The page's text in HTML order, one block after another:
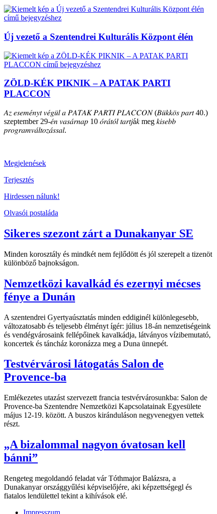
Új vezető a Szentendrei Kulturális Központ élén
ZÖLD-KÉK PIKNIK – A PATAK PARTI
PLACCON
𝐴𝑧 𝑒𝑠𝑒𝑚𝑒́𝑛𝑦𝑡 𝑣𝑒́𝑔𝑢̈𝑙 𝑎 𝑃𝐴𝑇𝐴𝐾 𝑃𝐴𝑅𝑇𝐼 𝑃𝐿𝐴𝐶𝐶𝑂𝑁 (𝐵𝑢̈𝑘𝑘𝑜̈𝑠 𝑝𝑎𝑟𝑡 40.)
szeptember 29-𝑒́𝑛 𝑣𝑎𝑠𝑎́𝑟𝑛𝑎𝑝 10 𝑜́𝑟𝑎́𝑡𝑜́𝑙 𝑡𝑎𝑟𝑡𝑗á𝑘 meg 𝑘𝑖𝑠𝑒𝑏𝑏
𝑝𝑟𝑜𝑔𝑟𝑎𝑚𝑣𝑎́𝑙𝑡𝑜𝑧𝑎́𝑠𝑠𝑎𝑙.
Megjelenések
Terjesztés
Hirdessen nálunk!
Olvasói postaláda
Sikeres szezont zárt a Dunakanyar SE
Minden korosztály és mindkét nem fejlődött és jól szerepelt a tizenöt
különböző bajnokságon.
Nemzetközi kavalkád és ezernyi mécses
fénye a Dunán
A szentendrei Gyertyaúsztatás minden eddiginél különlegesebb,
változatosabb és teljesebb élményt ígér: július 18-án nemzetiségeink
és vendégvárosaink fellépőinek kavalkádja, látványos vízibemutató,
koncertek és táncház koronázza meg a Duna ünnepét.
Testvérvárosi látogatás Salon de
Provence-ba
Emlékezetes utazást szervezett francia testvérvárosunkba: Salon de
Provence-ba Szentendre Nemzetközi Kapcsolatainak Egyesülete
május 12-19. között. A buszos kiránduláson negyvenegyen vettek
részt.
„A bizalommal nagyon óvatosan kell
bánni”
Rengeteg megoldandó feladat vár Tóthmajor Balázsra, a
Dunakanyar országgyűlési képviselőjére, aki képzettségegl és
fiatalos lendülettel tekint a kihívások elé.